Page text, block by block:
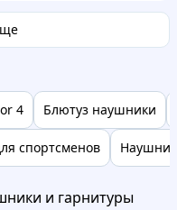
4 Блютуз наушники
спортсменов
и гарнитуры